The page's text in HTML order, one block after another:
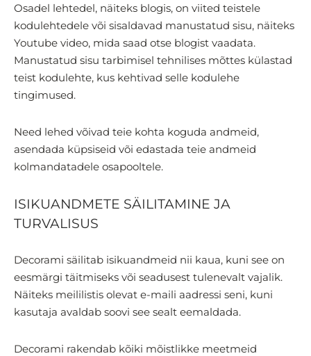
Osadel lehtedel, näiteks blogis, on viited teistele
kodulehtedele või sisaldavad manustatud sisu, näiteks
Youtube video, mida saad otse blogist vaadata.
Manustatud sisu tarbimisel tehnilises mõttes külastad
teist kodulehte, kus kehtivad selle kodulehe
tingimused.
Need lehed võivad teie kohta koguda andmeid,
asendada küpsiseid või edastada teie andmeid
kolmandatadele osapooltele.
ISIKUANDMETE SÄILITAMINE JA
TURVALISUS
Decorami säilitab isikuandmeid nii kaua, kuni see on
eesmärgi täitmiseks või seadusest tulenevalt vajalik.
Näiteks meililistis olevat e-maili aadressi seni, kuni
kasutaja avaldab soovi see sealt eemaldada.
Decorami rakendab kõiki mõistlikke meetmeid